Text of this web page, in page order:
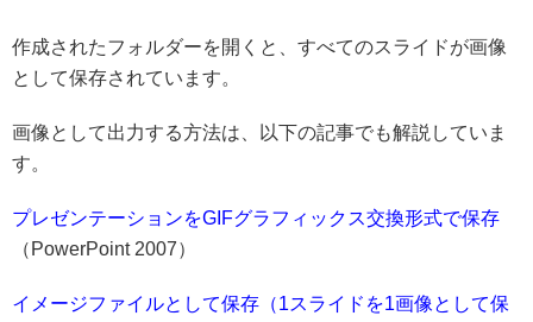
作成されたフォルダーを開くと、すべてのスライドが画像
として保存されています。
画像として出力する方法は、以下の記事でも解説していま
す。
プレゼンテーションをGIFグラフィックス交換形式で保存
（PowerPoint 2007）
イメージファイルとして保存（1スライドを1画像として保